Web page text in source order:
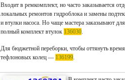
Входит в ремкомплект, но часто заказывается
локальных ремонтов гидроблока и замены
и втулки насоса. Но чаще мастера заказывают
полный комплект втулок 136030.
Для бюджетной переборки, чтобы оттянуть
тефлоновых колец — 136199.